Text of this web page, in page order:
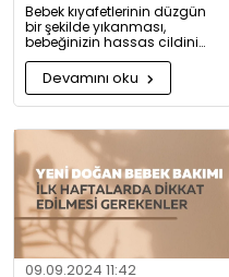
Bebek kıyafetlerinin düzgün
bir şekilde yıkanması,
bebeğinizin hassas cildini
korumak için oldukça
önemlidir. Bu rehberde, bebek
giysilerinizi nasıl ve hangi
koşullarda yıkamanız
bilgiler bulacaksınız.
Devamını oku
09.09.2024 11:42